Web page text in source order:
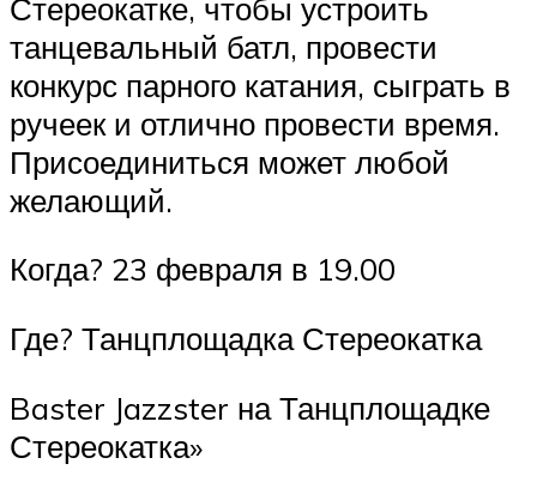
Стереокатке, чтобы устроить
танцевальный батл, провести
конкурс парного катания, сыграть в
ручеек и отлично провести время.
Присоединиться может любой
желающий.
Когда? 23 февраля в 19.00
Где? Танцплощадка Стереокатка
Baster Jazzster на Танцплощадке
Стереокатка»